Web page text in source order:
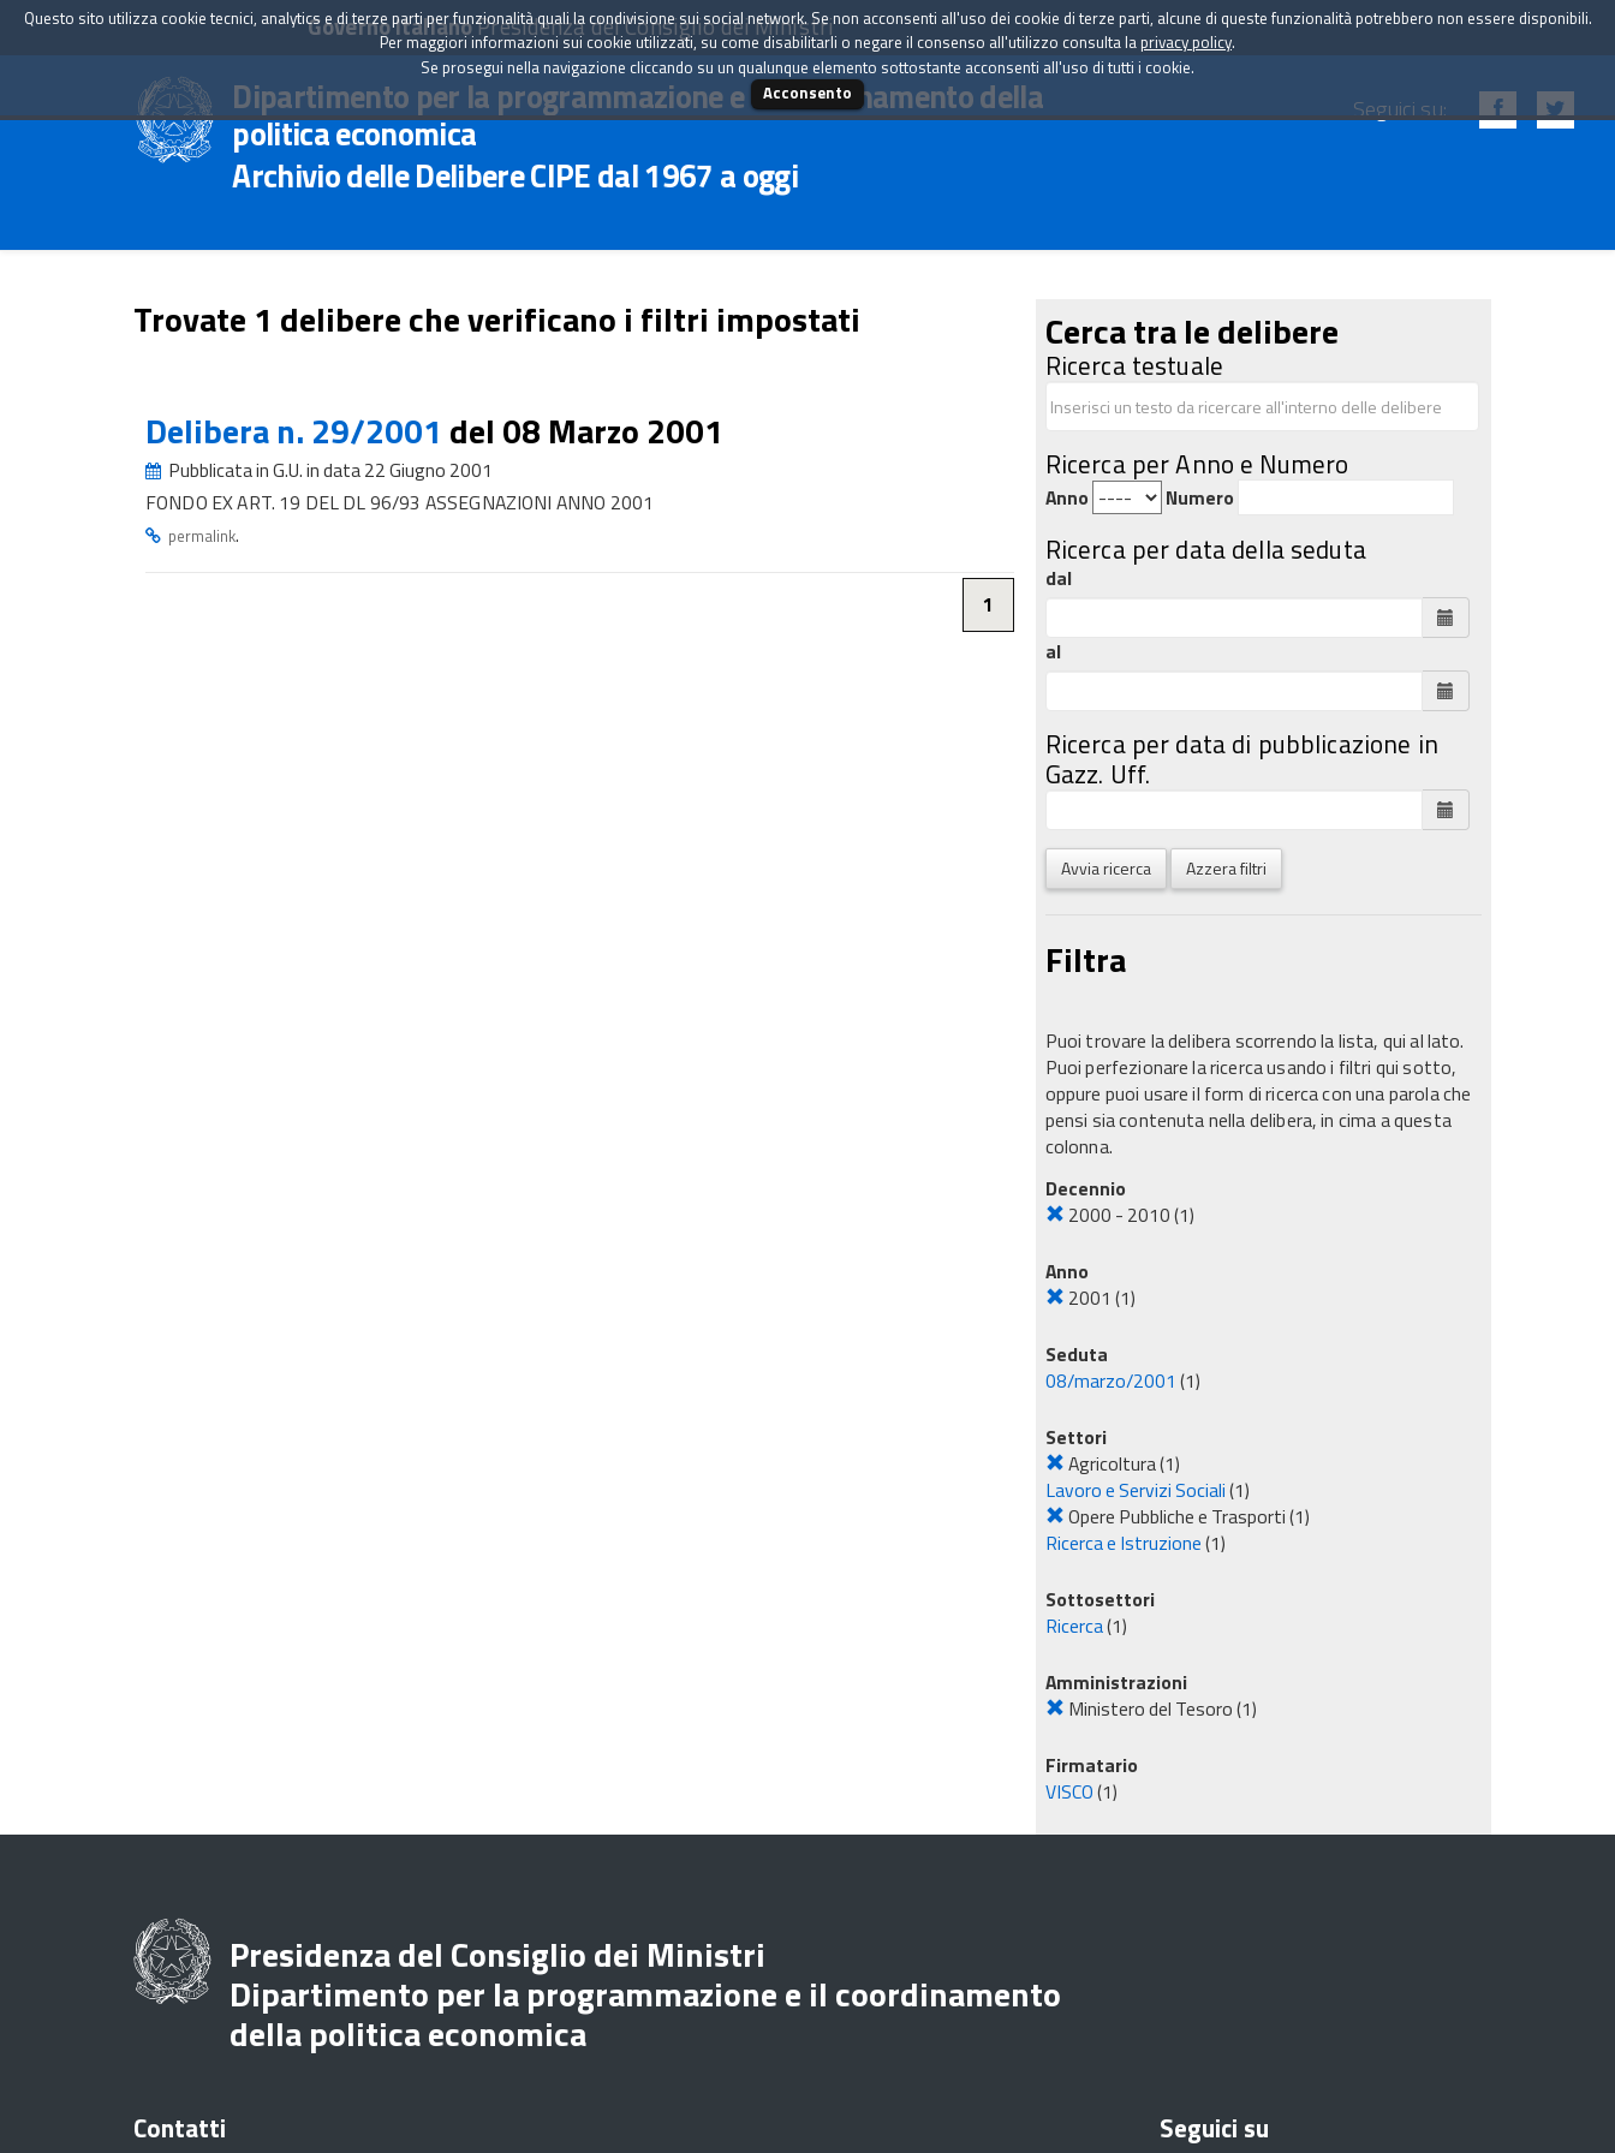
Governo ItalianoPresidenza del Consiglio dei Ministri
Dipartimento per la programmazione e il coordinamento della
politica economica
Archivio delle Delibere CIPE dal 1967 a oggi
Seguici su:
Trovate 1 delibere che verificano i filtri impostati
Delibera n. 29/2001 del 08 Marzo 2001
Pubblicata in G.U. in data 22 Giugno 2001
FONDO EX ART. 19 DEL DL 96/93 ASSEGNAZIONI ANNO 2001
permalink.
1
Cerca tra le delibere
Ricerca testuale
Ricerca per Anno e Numero
Anno Numero
Ricerca per data della seduta
dal
al
Ricerca per data di pubblicazione in
Gazz. Uff.
Avvia ricerca Azzera filtri
Filtra
Puoi trovare la delibera scorrendo la lista, qui al lato.
Puoi perfezionare la ricerca usando i filtri qui sotto,
oppure puoi usare il form di ricerca con una parola che
pensi sia contenuta nella delibera, in cima a questa
colonna.
Decennio
2000 - 2010(1)
Anno
2001 (1)
Seduta
08/marzo/2001 (1)
Settori
Agricoltura(1)
Lavoro e Servizi Sociali(1)
Opere Pubbliche e Trasporti(1)
Ricerca e Istruzione(1)
Sottosettori
Ricerca(1)
Amministrazioni
Ministero del Tesoro(1)
Firmatario
VISCO(1)
Questo sito utilizza cookie tecnici, analytics e di terze parti per funzionalità quali la condivisione sui social network. Se non acconsenti all'uso dei cookie di terze parti, alcune di queste funzionalità potrebbero non essere disponibili.
Per maggiori informazioni sui cookie utilizzati, su come disabilitarli o negare il consenso all'utilizzo consulta la privacy policy.
Se prosegui nella navigazione cliccando su un qualunque elemento sottostante acconsenti all'uso di tutti i cookie.
Acconsento
Presidenza del Consiglio dei Ministri
Dipartimento per la programmazione e il coordinamento
della politica economica
Contatti Seguici su